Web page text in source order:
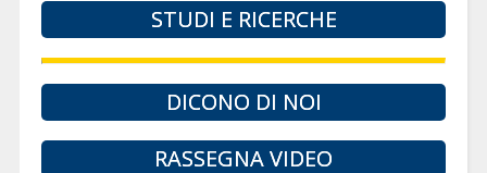
STUDI E RICERCHE
DICONO DI NOI
RASSEGNA VIDEO